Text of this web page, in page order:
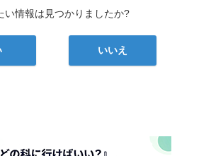
い情報は見つかりましたか?
いいえ